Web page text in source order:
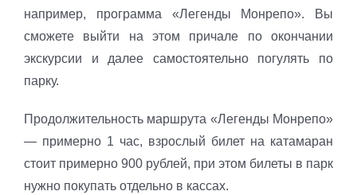
например, программа «Легенды Монрепо». Вы
сможете выйти на этом причале по окончании
экскурсии и далее самостоятельно погулять по
парку.
Продолжительность маршрута «Легенды Монрепо»
— примерно 1 час, взрослый билет на катамаран
стоит примерно 900 рублей, при этом билеты в парк
нужно покупать отдельно в кассах.